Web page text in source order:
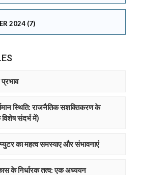
2024 (7)
स्थिति: राजनैतिक सशक्तिकरण के
विशेष संदर्भ में)
का महत्व समस्याए और संभावनाएं
के निर्धारक तत्व: एक अध्ययन